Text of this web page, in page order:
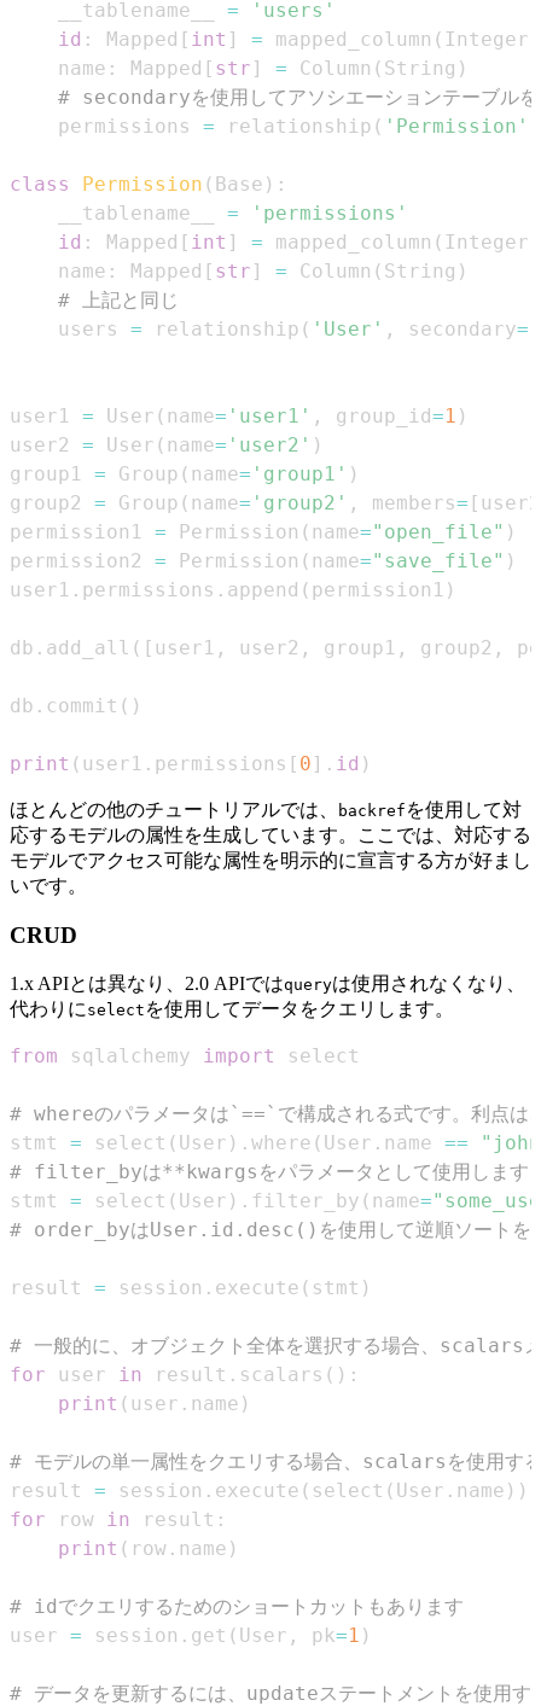
    __tablename__
=
'users'
id : Mapped [ int ] = mapped_column ( Integer
    name
: Mapped [ str ] = Column ( String )
# secondaryを使用してアソシエーションテーブル
    permissions
= relationship ( 'Permission'
class Permission ( Base ) :
    __tablename__
=
'permissions'
id : Mapped [ int ] = mapped_column ( Integer
    name
: Mapped [ str ] = Column ( String )
# 上記と同じ
    users
= relationship ( 'User' , secondary=
user1 = User ( name= 'user1' , group_id=1 )
user2 = User ( name= 'user2' )
group1 = Group ( name= 'group1' )
group2 = Group ( name= 'group2' , members= [ user2
permission1 = Permission ( name="open_file" )
permission2 = Permission ( name="save_file" )
user1 . permissions . append ( permission1 )
db . add_all ( [ user1 , user2 , group1 , group2 ,
db . commit ( )
print ( user1 . permissions [ 0 ] . id )
ほとんどの他のチュートリアルでは、 backref を使用して対
応するモデルの属性を生成しています。ここでは、対応する
モデルでアクセス可能な属性を明示的に宣言する方が好まし
いです。
CRUD
1.x APIとは異なり、2.0 APIではqueryは使用されなくなり、
代わりに select を使用してデータをクエリします。
from sqlalchemy import
# whereのパラメータは`==`で構成される式です。利点は
stmt = select ( User ) . where ( User . name ==
# filter_byは**kwargsをパラメータとして使用します
stmt = select ( User ) . filter_by ( name=
# order_byはUser.id.desc()を使用して逆順ソートを表
result = session . execute ( stmt )
# 一般的に、オブジェクト全体を選択する場合、scalarsメ
for user in result . scalars ( ) :
print ( user . name )
# モデルの単一属性をクエリする場合、scalarsを使用す
result = session . execute ( select ( User . name ) )
for row in result :
print ( row . name )
# idでクエリするためのショートカットもあります
user = session . get ( User , pk=1 )
# データを更新するには、updateステートメントを使用す